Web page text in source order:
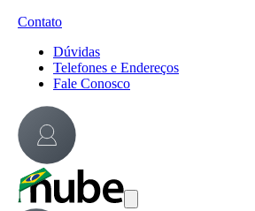
Contato
Dúvidas
Telefones e Endereços
Fale Conosco